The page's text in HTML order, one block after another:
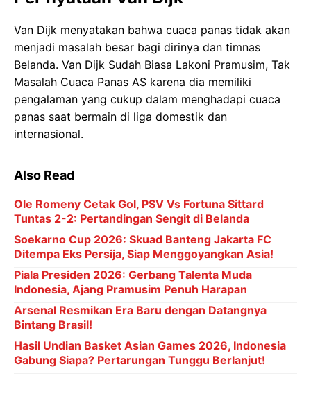
Van Dijk menyatakan bahwa cuaca panas tidak akan
menjadi masalah besar bagi dirinya dan timnas
Belanda. Van Dijk Sudah Biasa Lakoni Pramusim, Tak
Masalah Cuaca Panas AS karena dia memiliki
pengalaman yang cukup dalam menghadapi cuaca
panas saat bermain di liga domestik dan
internasional.
Also Read
Ole Romeny Cetak Gol, PSV Vs Fortuna Sittard
Tuntas 2-2: Pertandingan Sengit di Belanda
Soekarno Cup 2026: Skuad Banteng Jakarta FC
Ditempa Eks Persija, Siap Menggoyangkan Asia!
Piala Presiden 2026: Gerbang Talenta Muda
Indonesia, Ajang Pramusim Penuh Harapan
Arsenal Resmikan Era Baru dengan Datangnya
Bintang Brasil!
Hasil Undian Basket Asian Games 2026, Indonesia
Gabung Siapa? Pertarungan Tunggu Berlanjut!